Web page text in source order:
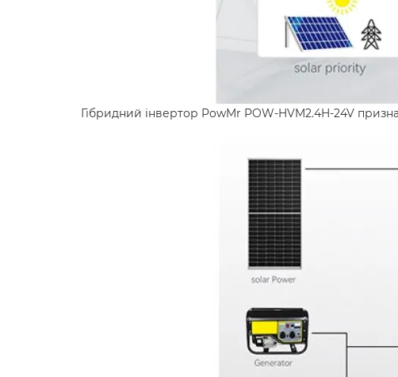
Гібридний інвертор PowMr POW-HVM2.4H-24V